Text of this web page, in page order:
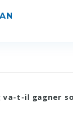
va-t-il gagner